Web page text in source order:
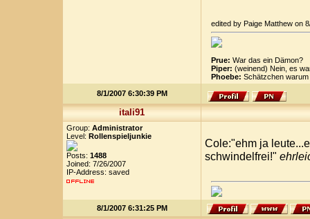
edited by Paige Matthew on
Prue: War das ein Dämon?
Piper: (weinend) Nein, es
Phoebe: Schätzchen
8/1/2007 6:30:39 PM
itali91
Group: Administrator
Level: Rollenspieljunkie
Posts: 1488
Joined: 7/26/2007
IP-Address: saved
Cole:"ehm ja
schwindelfrei!"
8/1/2007 6:31:25 PM